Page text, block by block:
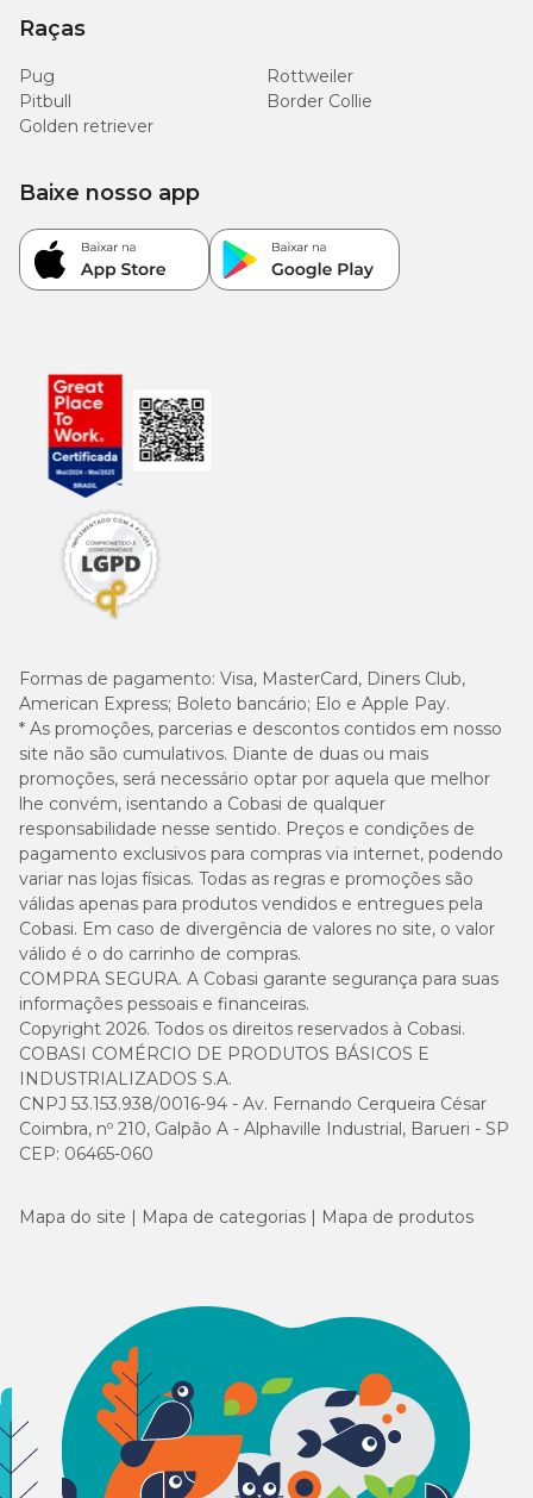
Raças
Pug
Rottweiler
Pitbull
Border Collie
Golden retriever
Formas de pagamento: Visa, MasterCard, Diners Club,
American Express; Boleto bancário; Elo e Apple Pay.
* As promoções, parcerias e descontos contidos em nosso
site não são cumulativos. Diante de duas ou mais
promoções, será necessário optar por aquela que melhor
lhe convém, isentando a Cobasi de qualquer
responsabilidade nesse sentido. Preços e condições de
pagamento exclusivos para compras via internet, podendo
variar nas lojas físicas. Todas as regras e promoções são
válidas apenas para produtos vendidos e entregues pela
Cobasi. Em caso de divergência de valores no site, o valor
válido é o do carrinho de compras.
COMPRA SEGURA. A Cobasi garante segurança para suas
informações pessoais e financeiras.
Copyright 2026. Todos os direitos reservados à Cobasi.
COBASI COMÉRCIO DE PRODUTOS BÁSICOS E
INDUSTRIALIZADOS S.A.
CNPJ 53.153.938/0016-94 - Av. Fernando Cerqueira César
Coimbra, nº 210, Galpão A - Alphaville Industrial, Barueri - SP
CEP: 06465-060
Baixe nosso app
Mapa do site Mapa de categorias Mapa de produtos